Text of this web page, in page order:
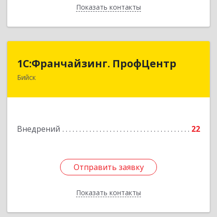
Показать контакты
Назад
1С:Франчайзинг. ПрофЦентр
Бийск
Внедрений 22
Отправить заявку
Показать контакты
1С:Франчайзинг. ПрофЦентр
Отправить заявку
Назад